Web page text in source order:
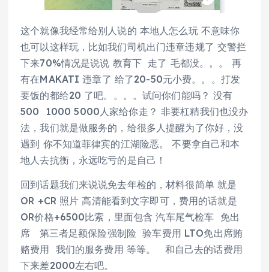
这个就像我经常给别人说的 本地人怎么玩 不意味你
也可以这样玩，比如我们司机出门违章违规了 交警拦
下来70%情况是说说 教育下 走了 毛都没。。。 再
有在MAKATI 违章了 给了20-50元小费。。。打发
要饭的都给20 了吧。。。。试问你们能吗？ 没有
500 1000 5000人家给你走？ 非要杠精我们也没办
法，我们就是做服务的，给很多人提醒为了你好，没
遇到 你不知道菲律宾的江湖险恶。 不要拿自己和本
地人去抗衡，永远吃亏的是自己！
回到话题我们来说说免去年检的，材料很简单 就是
OR +CR 照片 高清能看到文字即可，费用的话就是
OR价格+6500比索，里面包含 汽车尾气检车 免出
席 第三者足额保险强制险 验车费用 LTO免出席贿
赂费用 我们的服务费用 等等。 和自己去的话费用
下来差2000左右吧。